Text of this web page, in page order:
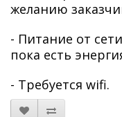
желанию
- Питание от
пока есть
- Требуется wifi.